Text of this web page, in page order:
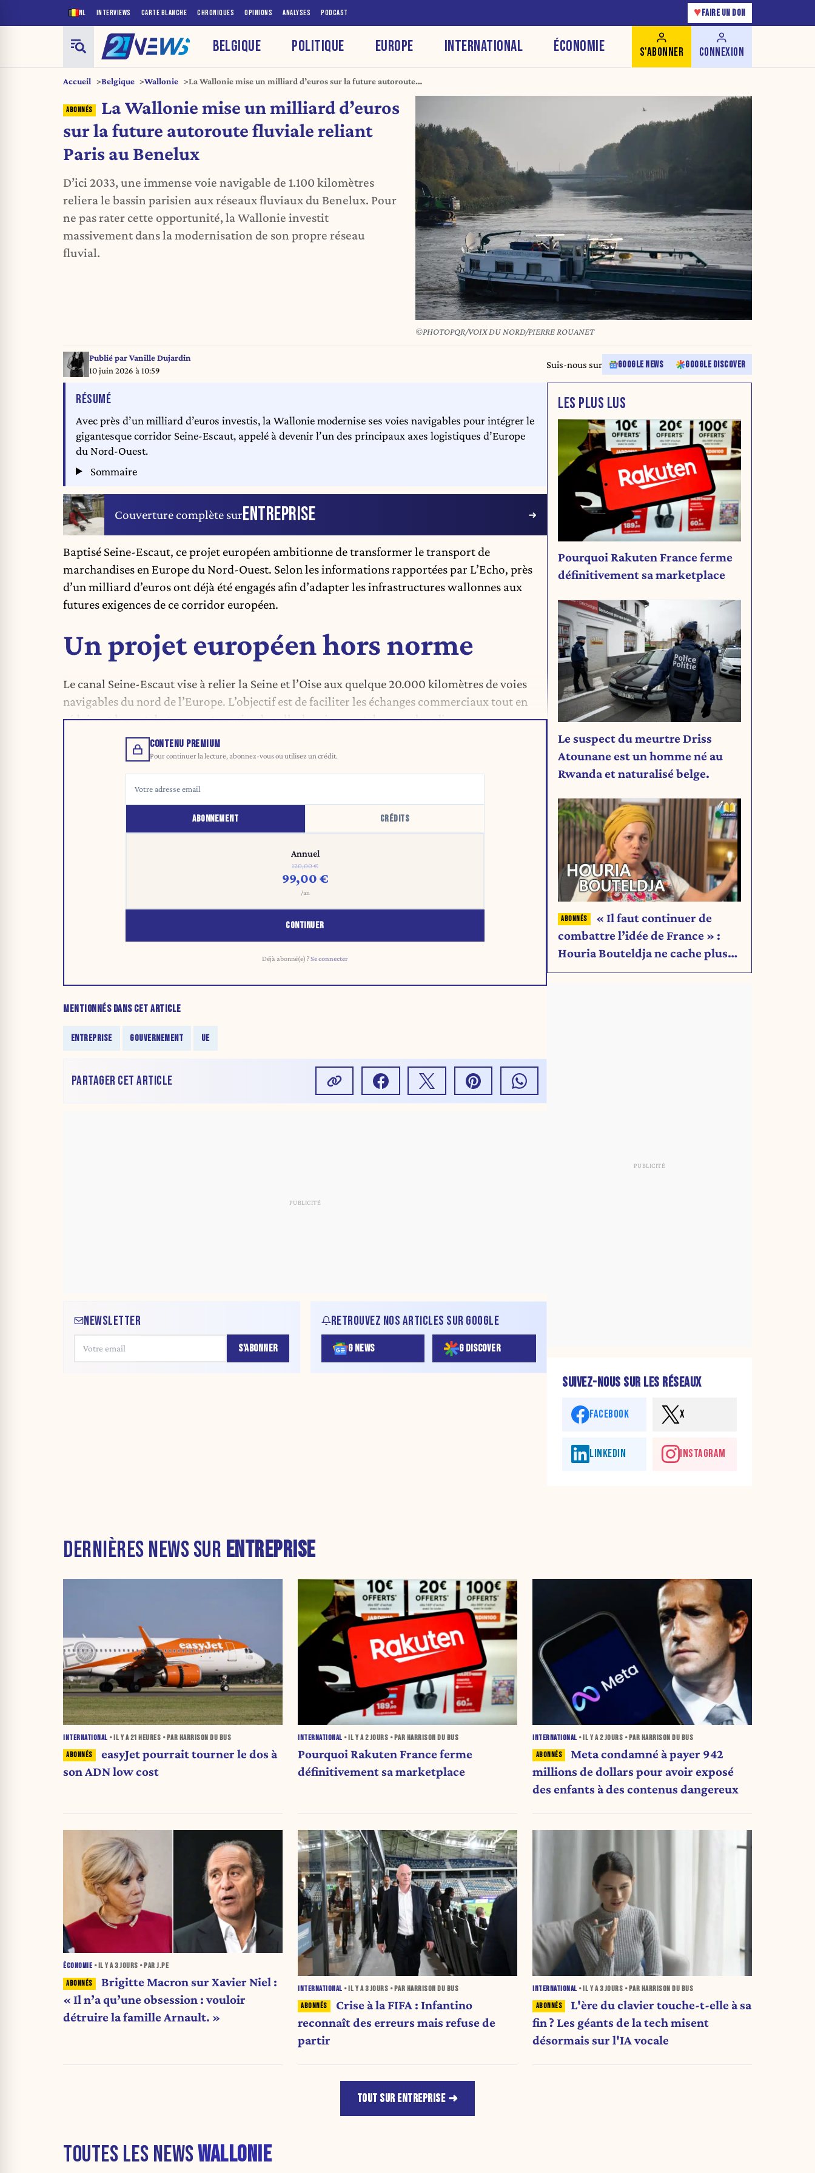
NL INTERVIEWS CARTE BLANCHE CHRONIQUES OPINIONS ANALYSES PODCAST ♥ FAIRE UN DON
BELGIQUE POLITIQUE EUROPE INTERNATIONAL ÉCONOMIE S'ABONNER CONNEXION
Accueil Belgique Wallonie
La Wallonie mise un milliard d’euros sur la future autoroute
La Wallonie mise un milliard d’euros
sur la future autoroute fluviale reliant
Paris au Benelux
D’ici 2033, une immense voie navigable de 1.100 kilomètres
reliera le bassin parisien aux réseaux fluviaux du Benelux. Pour
ne pas rater cette opportunité, la Wallonie investit
massivement dans la modernisation de son propre réseau
fluvial.
©PHOTOPQR/VOIX DU NORD/PIERRE ROUANET
Publié parVanille Dujardin
10 juin 2026 à 10:59
Suis-nous sur GOOGLE NEWS GOOGLE DISCOVER
RÉSUMÉDE L'ARTICLE
Avec près d’un milliard d’euros investis, la Wallonie modernise ses voies navigables pour intégrer le
gigantesque corridor Seine-Escaut, appelé à devenir l’un des principaux axes logistiques d’Europe
du Nord-Ouest.
Sommaire
Couverture complète surENTREPRISE
Baptisé Seine-Escaut, ce projet européen ambitionne de transformer le transport de
marchandises en Europe du Nord-Ouest. Selon les informations rapportées par L’Echo, près
d’un milliard d’euros ont déjà été engagés afin d’adapter les infrastructures wallonnes aux
futures exigences de ce corridor européen.
Un projet européen hors norme
Le canal Seine-Escaut vise à relier la Seine et l’Oise aux quelque 20.000 kilomètres de voies
navigables du nord de l’Europe. L’objectif est de faciliter les échanges commerciaux tout en
réduisant la part du transport routier dans l’acheminement des marchandises.
CONTENU PREMIUM
Pour continuer la lecture, abonnez-vous ou utilisez un crédit.
ABONNEMENT CRÉDITS
Annuel
120,00 €
99,00 €
/an
CONTINUER
Déjà abonné(e) ?Se connecter
MENTIONNÉS DANS CET ARTICLE
ENTREPRISE GOUVERNEMENT UE
PARTAGER CET ARTICLE
NEWSLETTER
S'ABONNER
RETROUVEZ NOS ARTICLES SUR GOOGLE
G NEWS G DISCOVER
LES PLUS LUS
Pourquoi Rakuten France ferme
définitivement sa marketplace
Le suspect du meurtre Driss
Atounane est un homme né au
Rwanda et naturalisé belge.
« Il faut continuer de
combattre l’idée de France » :
Houria Bouteldja ne cache plus
rien de son projet
SUIVEZ-NOUS SUR LES RÉSEAUX
FACEBOOK X
LINKEDIN INSTAGRAM
DERNIÈRES NEWS SUR ENTREPRISE
INTERNATIONAL • IL Y A21 HEURES • PAR HARRISON DU BUS
easyJet pourrait tourner le dos à
son ADN low cost
INTERNATIONAL • IL Y A2 JOURS • PAR HARRISON DU BUS
Pourquoi Rakuten France ferme
définitivement sa marketplace
INTERNATIONAL • IL Y A2 JOURS • PAR HARRISON DU BUS
Meta condamné à payer 942
millions de dollars pour avoir exposé
des enfants à des contenus dangereux
ÉCONOMIE • IL Y A3 JOURS • PAR J.PE
Brigitte Macron sur Xavier Niel :
« Il n’a qu’une obsession : vouloir
détruire la famille Arnault. »
INTERNATIONAL • IL Y A3 JOURS • PAR HARRISON DU BUS
Crise à la FIFA : Infantino
reconnaît des erreurs mais refuse de
partir
INTERNATIONAL • IL Y A3 JOURS • PAR HARRISON DU BUS
L'ère du clavier touche-t-elle à sa
fin ? Les géants de la tech misent
désormais sur l'IA vocale
TOUT SUR ENTREPRISE
TOUTES LES NEWSWALLONIE